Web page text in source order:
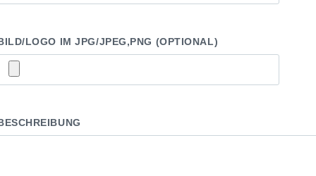
LOGO IM JPG/JPEG,PNG (OPTIONAL)